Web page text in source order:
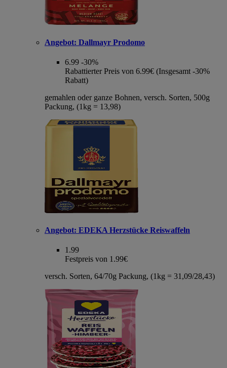
Angebot: Dallmayr Prodomo
6.99 -30%
Rabattierter Preis von 6.99€ (Insgesamt -30%
Rabatt)
gemahlen oder ganze Bohnen, versch. Sorten, 500g
Packung, (1kg = 13,98)
Angebot: EDEKA Herzstücke Reiswaffeln
1.99
Festpreis von 1.99€
versch. Sorten, 64/70g Packung, (1kg = 31,09/28,43)